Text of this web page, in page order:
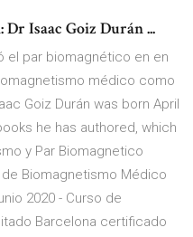
Isaac Goiz Durán ...
el par biomagnético en en
médico como
Goiz Durán was born April
he has authored, which
y Par Biomagnetico
Biomagnetismo Médico
2020 - Curso de
Barcelona certificado